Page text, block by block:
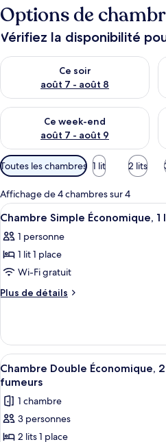
Options de
Vérifiez la disponibilité
Ce soir
août 7 - août 8
Vérifier la disponibilité pour ce
Ce week-end
août 7 - août 9
Vérifier la disponibilité pour ce
Filtres
disponibles
pour
les
chambres
Toutes les chambres 1 lit 2 lits
Affichage de 4 chambres sur 4
Afficher
toutes
les
photos
pour
ce
chambre :
Chambre
Simple
Économique,
lit
une
8
Chambre Simple Économique,
1 personne
1 lit 1 place
Wi-Fi gratuit
Plus de détails
Plus
le
type
de
chambre
Simple
Économique,
Afficher
toutes
les
photos
pour
12
Chambre Double Économique,
fumeurs
1 chambre
3 personnes
2 lits 1 place